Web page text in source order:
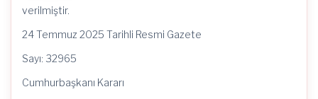
verilmiştir.
24 Temmuz 2025 Tarihli Resmi Gazete
Sayı: 32965
Cumhurbaşkanı Kararı